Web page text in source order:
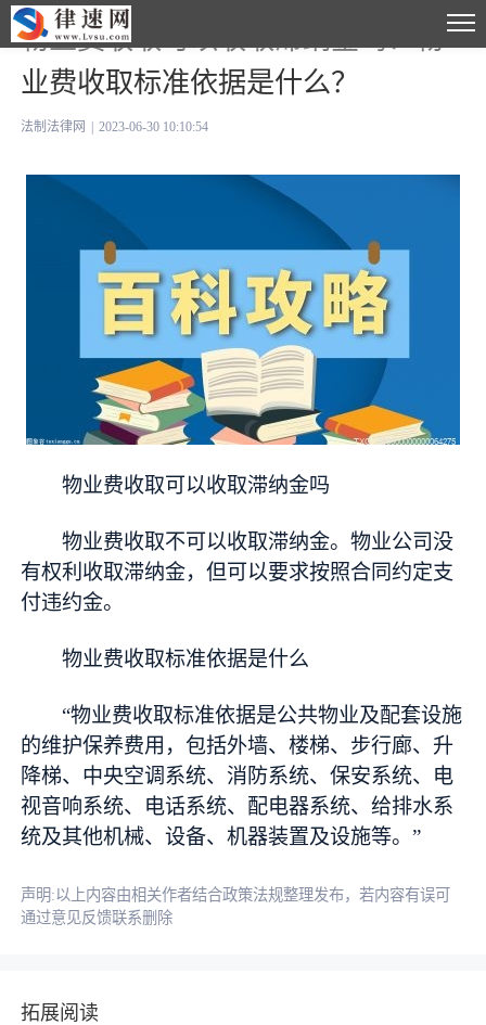
物业费收取可以收取滞纳金吗？物
业费收取标准依据是什么？
法制法律网 2023-06-30 10:10:54
物业费收取可以收取滞纳金吗
物业费收取不可以收取滞纳金。物业公司没
有权利收取滞纳金，但可以要求按照合同约定支
付违约金。
物业费收取标准依据是什么
“物业费收取标准依据是公共物业及配套设施
的维护保养费用，包括外墙、楼梯、步行廊、升
降梯、中央空调系统、消防系统、保安系统、电
视音响系统、电话系统、配电器系统、给排水系
统及其他机械、设备、机器装置及设施等。”
声明:以上内容由相关作者结合政策法规整理发布，若内容有误可
通过意见反馈联系删除
拓展阅读